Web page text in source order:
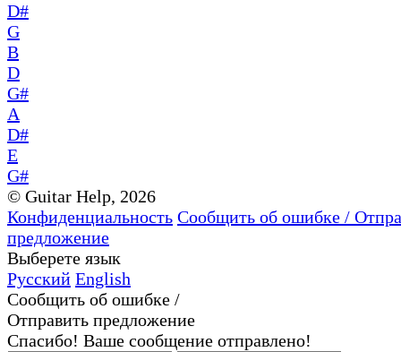
D#
G
B
D
G#
A
D#
E
G#
© Guitar Help, 2026
Конфиденциальность Сообщить об ошибке /
предложение
Выберете язык
Русский English
Сообщить об ошибке /
Отправить предложение
Спасибо! Ваше сообщение отправлено!